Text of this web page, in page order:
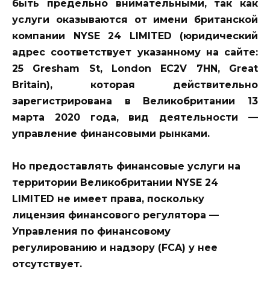
быть предельно внимательными, так как
услуги оказываются от имени британской
компании NYSE 24 LIMITED (юридический
адрес соответствует указанному на сайте:
25 Gresham St, London EC2V 7HN, Great
Britain), которая действительно
зарегистрирована в Великобритании 13
марта 2020 года, вид деятельности —
управление финансовыми рынками.
Но предоставлять финансовые услуги на
территории Великобритании NYSE 24
LIMITED не имеет права, поскольку
лицензия финансового регулятора —
Управления по финансовому
регулированию и надзору (FCA) у нее
отсутствует.